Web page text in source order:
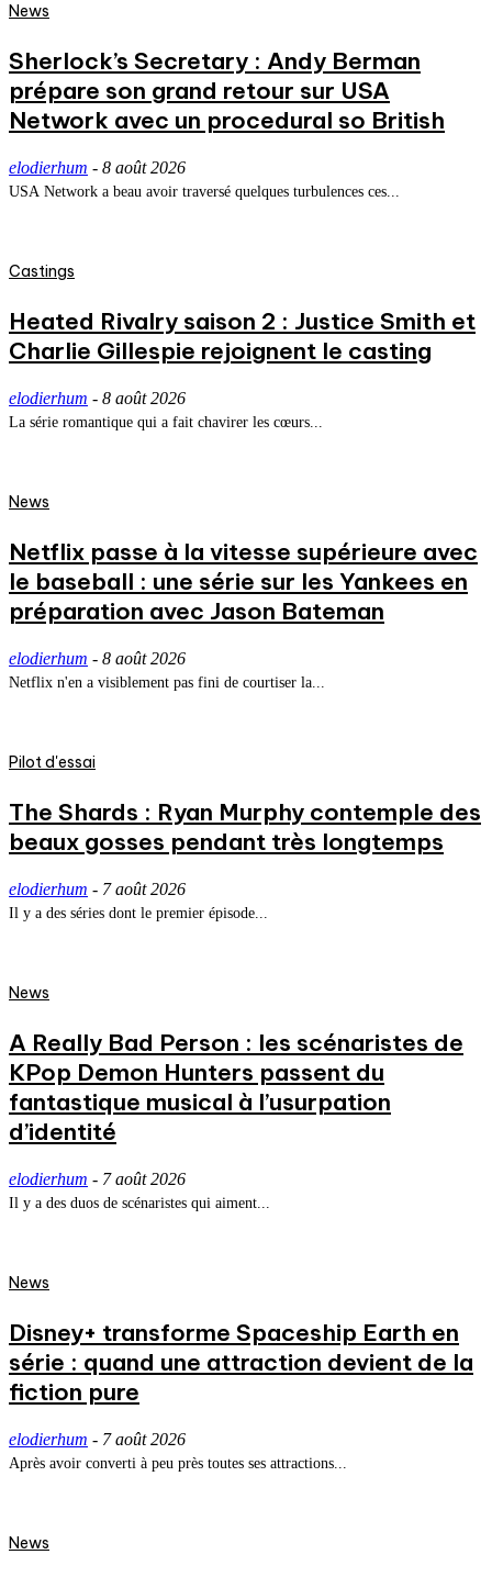
News
Sherlock’s Secretary : Andy Berman
prépare son grand retour sur USA
Network avec un procedural so British
elodierhum - 8 août 2026
USA Network a beau avoir traversé quelques turbulences ces...
Castings
Heated Rivalry saison 2 : Justice Smith et
Charlie Gillespie rejoignent le casting
elodierhum - 8 août 2026
La série romantique qui a fait chavirer les cœurs...
News
Netflix passe à la vitesse supérieure avec
le baseball : une série sur les Yankees en
préparation avec Jason Bateman
elodierhum - 8 août 2026
Netflix n'en a visiblement pas fini de courtiser la...
Pilot d'essai
The Shards : Ryan Murphy contemple des
beaux gosses pendant très longtemps
elodierhum - 7 août 2026
Il y a des séries dont le premier épisode...
News
A Really Bad Person : les scénaristes de
KPop Demon Hunters passent du
fantastique musical à l’usurpation
d’identité
elodierhum - 7 août 2026
Il y a des duos de scénaristes qui aiment...
News
Disney+ transforme Spaceship Earth en
série : quand une attraction devient de la
fiction pure
elodierhum - 7 août 2026
Après avoir converti à peu près toutes ses attractions...
News